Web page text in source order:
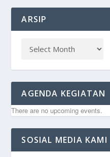
ARSIP
AGENDA KEGIATAN
There are no upcoming events.
SOSIAL MEDIA KAMI